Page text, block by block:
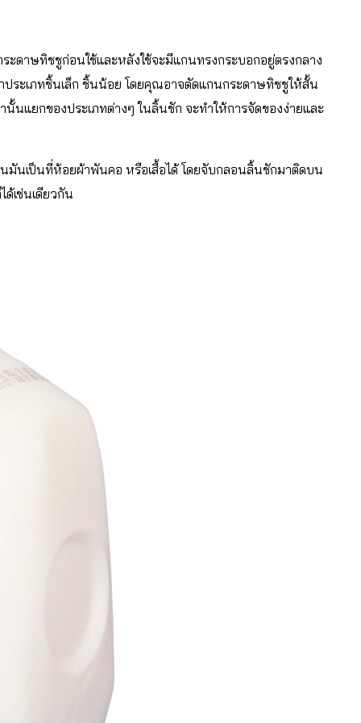
ดาษทิชชูก่อนใช้และหลังใช้จะมีแกนทรงกระบอกอยู่ตรงกลาง
ระเภทชิ้นเล็ก ชิ้นน้อย โดยคุณอาจตัดแกนกระดาษทิชชูให้สั้น
นแยกของประเภทต่างๆ ในลิ้นชัก จะทำให้การจัดของง่ายและ
มันเป็นที่ห้อยผ้าพันคอ หรือเสื้อได้ โดยจับกลอนลิ้นชักมาติดบน
เช่นเดียวกัน